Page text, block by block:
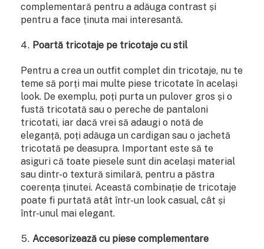
complementară pentru a adăuga contrast și
pentru a face ținuta mai interesantă.
Poartă tricotaje pe tricotaje cu stil
Pentru a crea un outfit complet din tricotaje, nu te
teme să porți mai multe piese tricotate în același
look. De exemplu, poți purta un pulover gros și o
fustă tricotată sau o pereche de pantaloni
tricotati, iar dacă vrei să adaugi o notă de
eleganță, poți adăuga un cardigan sau o jachetă
tricotată pe deasupra. Important este să te
asiguri că toate piesele sunt din același material
sau dintr-o textură similară, pentru a păstra
coerența ținutei. Această combinație de tricotaje
poate fi purtată atât într-un look casual, cât și
într-unul mai elegant.
Accesorizează cu piese complementare